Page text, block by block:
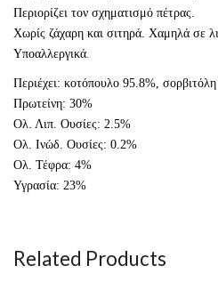
Περιορίζει τον σχηματισμό πέτρας.
Χωρίς ζάχαρη και σιτηρά. Χαμηλά σε
Υποαλλεργικά
Περιέχει: κοτόπουλο 95.8%,
Πρωτείνη: 30%
Ολ. Λιπ. Ουσίες: 2.5%
Ολ. Ινώδ. Ουσίες: 0.2%
Ολ. Τέφρα: 4%
Υγρασία: 23%
Related Products